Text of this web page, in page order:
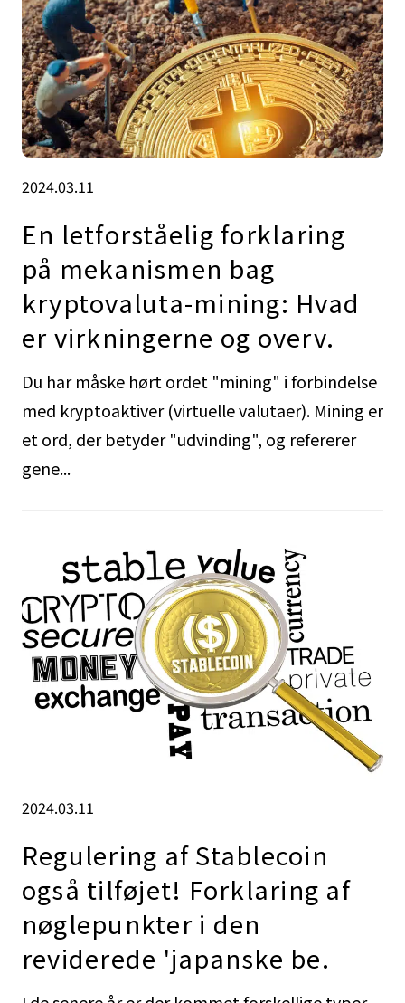
2024.03.11
En letforståelig forklaring
på mekanismen bag
kryptovaluta-mining: Hvad
er virkningerne og overv.
Du har måske hørt ordet "mining" i forbindelse
med kryptoaktiver (virtuelle valutaer). Mining er
et ord, der betyder "udvinding", og refererer
gene...
2024.03.11
Regulering af Stablecoin
også tilføjet! Forklaring af
nøglepunkter i den
reviderede 'japanske be.